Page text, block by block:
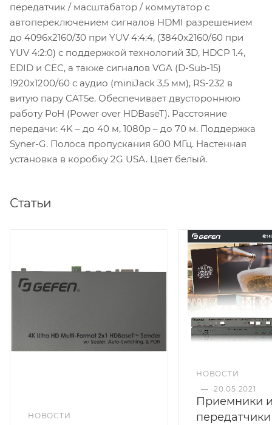
передатчик / масштабатор / коммутатор c
автопереключением сигналов HDMI разрешением
до 4096x2160/30 при YUV 4:4:4, (3840x2160/60 при
YUV 4:2:0) с поддержкой технологий 3D, HDCP 1.4,
EDID и CEC, а также сигналов VGA (D-Sub-15)
1920х1200/60 с аудио (miniJack 3,5 мм), RS-232 в
витую пару CAT5e. Обеспечивает двустороннюю
работу PoH (Power over HDBaseT). Расстояние
передачи: 4K – до 40 м, 1080p – до 70 м. Поддержка
Syner-G. Полоса пропускания 600 МГц. Настенная
установка в коробку 2G USA. Цвет белый.
Статьи
НОВОСТИ
НОВОСТИ
— 20.05.2021
Приемники